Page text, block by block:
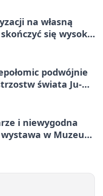
na własną
się wysoką
podwójnie
świata Ju-
i niewygodna
w Muzeum